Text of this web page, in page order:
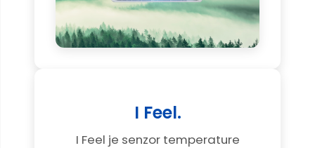
I Feel.
I Feel je senzor temperature